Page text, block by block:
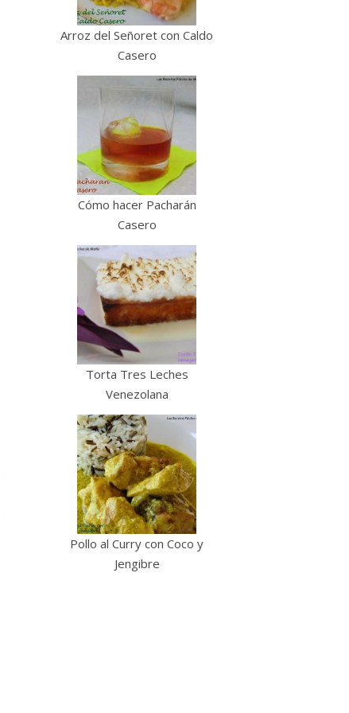
Arroz del Señoret con Caldo
Casero
Cómo hacer Pacharán
Casero
Torta Tres Leches
Venezolana
Pollo al Curry con Coco y
Jengibre